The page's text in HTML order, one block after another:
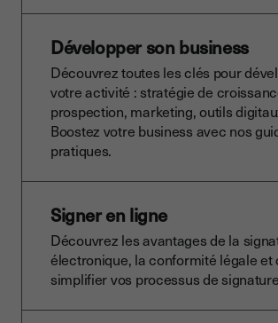
Développer son business
Découvrez toutes les clés pour
votre activité : stratégie de
prospection, marketing, outils
Boostez votre business avec nos
pratiques.
Signer en ligne
Découvrez les avantages de la
électronique, la conformité légale
simplifier vos processus de